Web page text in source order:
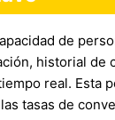
de
historial de
real. Esta
tasas de